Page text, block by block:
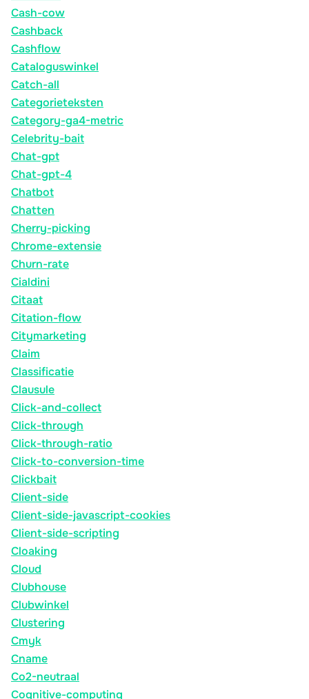
Cash-cow
Cashback
Cashflow
Cataloguswinkel
Catch-all
Categorieteksten
Category-ga4-metric
Celebrity-bait
Chat-gpt
Chat-gpt-4
Chatbot
Chatten
Cherry-picking
Chrome-extensie
Churn-rate
Cialdini
Citaat
Citation-flow
Citymarketing
Claim
Classificatie
Clausule
Click-and-collect
Click-through
Click-through-ratio
Click-to-conversion-time
Clickbait
Client-side
Client-side-javascript-cookies
Client-side-scripting
Cloaking
Cloud
Clubhouse
Clubwinkel
Clustering
Cmyk
Cname
Co2-neutraal
Cognitive-computing